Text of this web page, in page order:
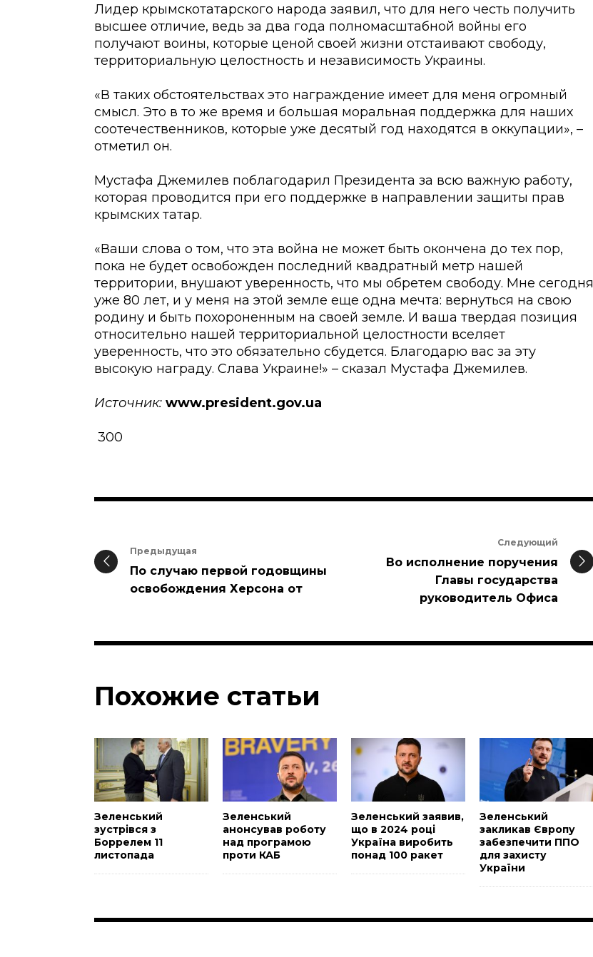
Лидер крымскотатарского народа заявил, что для него честь получить
высшее отличие, ведь за два года полномасштабной войны его
получают воины, которые ценой своей жизни отстаивают свободу,
территориальную целостность и независимость Украины.
«В таких обстоятельствах это награждение имеет для меня огромный
смысл. Это в то же время и большая моральная поддержка для наших
соотечественников, которые уже десятый год находятся в оккупации», –
отметил он.
Мустафа Джемилев поблагодарил Президента за всю важную работу,
которая проводится при его поддержке в направлении защиты прав
крымских татар.
«Ваши слова о том, что эта война не может быть окончена до тех пор,
пока не будет освобожден последний квадратный метр нашей
территории, внушают уверенность, что мы обретем свободу. Мне сегодня
уже 80 лет, и у меня на этой земле еще одна мечта: вернуться на свою
родину и быть похороненным на своей земле. И ваша твердая позиция
относительно нашей территориальной целостности вселяет
уверенность, что это обязательно сбудется. Благодарю вас за эту
высокую награду. Слава Украине!» – сказал Мустафа Джемилев.
Источник: www.president.gov.ua
300
Предыдущая
По случаю первой годовщины
освобождения Херсона от
Следующий
Во исполнение поручения
Главы государства
руководитель Офиса
Похожие статьи
Зеленський
зустрівся з
Боррелем 11
листопада
Зеленський
анонсував роботу
над програмою
проти КАБ
Зеленський заявив,
що в 2024 році
Україна виробить
понад 100 ракет
Зеленський
закликав Європу
забезпечити ППО
для захисту
України